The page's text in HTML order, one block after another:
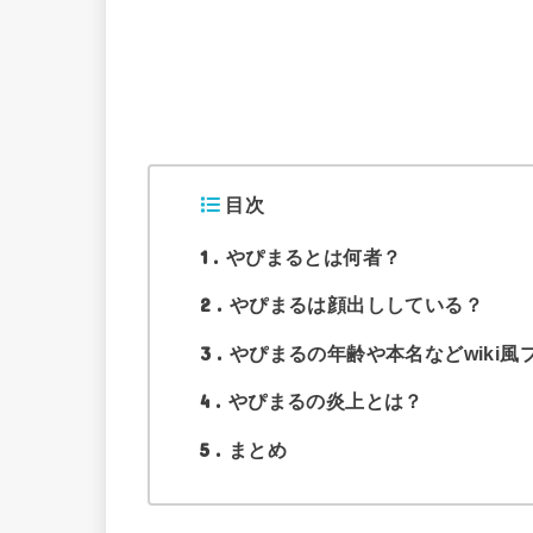
目次
1 やぴまるとは何者？
2 やぴまるは顔出ししている？
3 やぴまるの年齢や本名などwiki風
4 やぴまるの炎上とは？
5 まとめ